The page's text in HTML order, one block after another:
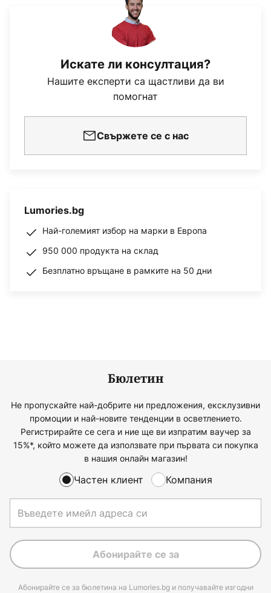
Искате ли консултация?
Нашите експерти са щастливи да ви
помогнат
Свържете се с нас
Lumories.bg
Най-големият избор на марки в Европа
950 000 продукта на склад
Безплатно връщане в рамките на 50 дни
Бюлетин
Не пропускайте най-добрите ни предложения, ексклузивни
промоции и най-новите тенденции в осветлението.
Регистрирайте се сега и ние ще ви изпратим ваучер за
15%*, който можете да използвате при първата си покупка
в нашия онлайн магазин!
Частен клиент Компания
Абонирайте се за
Абонирайте се за бюлетина на Lumories.bg и получавайте изгодни